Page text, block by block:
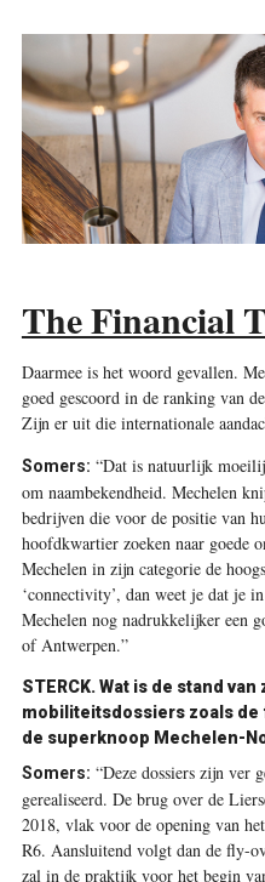
The Financial
Daarmee is het woord gevallen.
goed gescoord in de ranking van
Zijn er uit die internationale
Somers: “Dat is natuurlijk
om naam­bekendheid. Mechelen
bedrijven die voor de positie van
hoofdkwartier zoeken naar goede
Mechelen in zijn categorie de
‘connectivity’, dan weet je dat je
Mechelen nog nadrukkelijker een
of Antwerpen.”
STERCK. Wat is de stand
mobiliteitsdossiers zoals de
de superknoop Mechelen-
Somers: “Deze dossiers zijn ver
gerealiseerd. De brug over de
2018, vlak voor de opening van
R6. Aansluitend volgt dan de fly-
zal in de praktijk voor het begin